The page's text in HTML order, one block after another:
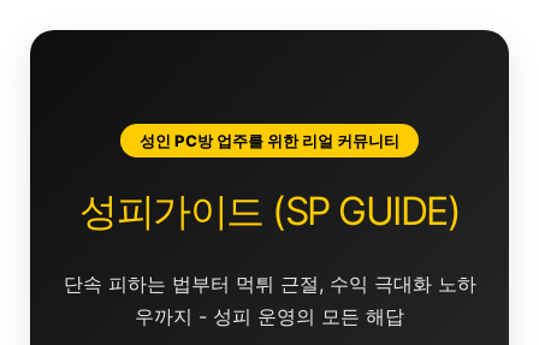
성인 PC방 업주를 위한 리얼 커뮤니티
성피가이드 (SP GUIDE)
단속 피하는 법부터 먹튀 근절, 수익 극대화 노하
우까지 - 성피 운영의 모든 해답